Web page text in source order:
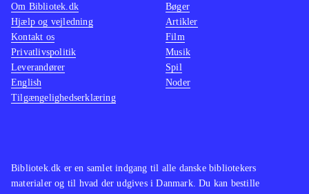
med ny styring og opdaterede navne
Der er ikke andre fodboldspil til
WiiU endnu
Alt i alt et godt fodboldspil til WiiU,
som nok mangler de andre konsollers
nyheder, men byder på en
Bibliotek.dk er en samlet indgang til alle danske bibliotekers
materialer og til hvad der udgives i Danmark. Du kan bestille
Om Bibliotek.dk
Hjælp og vejledning
Kontakt os
Privatlivspolitik
Leverandører
English
Tilgængelighedserklæring
Bøger
Artikler
Film
Musik
Spil
Noder